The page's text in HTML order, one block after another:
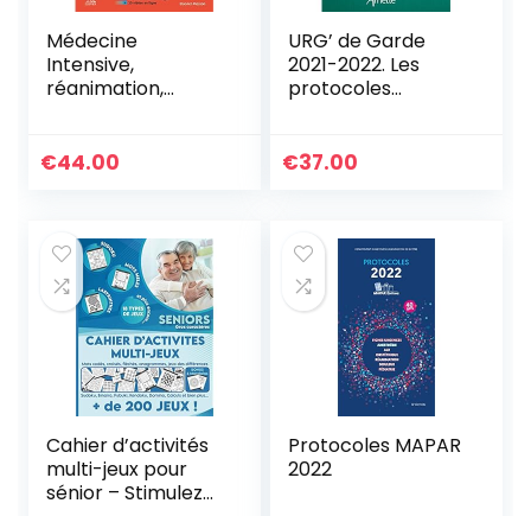
Médecine
Intensive,
réanimation,
viscérales aiguës:
€44.00
URG’ de Garde
2021-2022. Les
protocoles
€37.00
Cahier d’activités
multi-jeux pour
sénior – Stimulez
Protocoles MAPAR
2022